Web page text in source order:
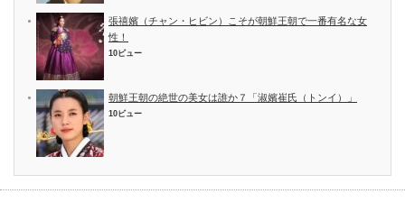
張禧嬪（チャン・ヒビン）こそが朝鮮王朝で一番有名な女
性！
10ビュー
朝鮮王朝の絶世の美女は誰か７「淑嬪崔氏（トンイ）」
10ビュー